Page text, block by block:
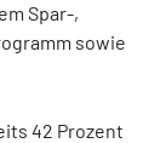
Spar-,
sowie
42 Prozent